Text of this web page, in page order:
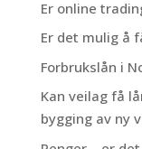
Er online
Er det mulig å
Forbrukslån i
Kan veilag få
bygging av ny